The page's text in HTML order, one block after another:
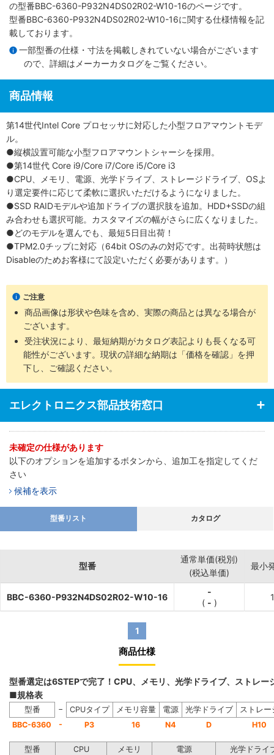
の型番BBC-6360-P932N4DS02R02-W10-16のページです。
型番BBC-6360-P932N4DS02R02-W10-16に関する仕様情報を記
載しております。
一部型番の仕様・寸法を掲載しきれていない場合がございます
ので、詳細は メーカーカタログをご覧ください。
商品情報
第14世代Intel Core プロセッサに対応した小型フロアマウントモデ
ル。
●縦横設置可能な小型フロアマウントシャーシを採用。
●第14世代 Core i9/Core i7/Core i5/Core i3
●CPU、メモリ、電源、光学ドライブ、ストレージドライブ、OSよ
り選定要件に応じて柔軟に選択いただけるようになりました。
●SSD RAIDモデルや追加ドライブの選択肢を追加。HDD+SSDの組
み合わせも選択可能。カスタマイズの幅がさらに広くなりました。
●どのモデルを選んでも、最短5日目出荷！
●TPM2.0チップに対応（64bit OSのみの対応です。出荷時状態は
Disableのためお客様にて設定いただく必要があります。）
ご注意
商品画像は形状や色味を含め、実際の商品とは異なる場合が
ございます。
受注状況により、最短納期がカタログ表記よりも長くなる可
能性がございます。現状の詳細な納期は「価格を確認」を押
下し、ご確認ください。
エレクトロニクス部品技術窓口
未確定の仕様があります
以下のオプションを追加するボタンから、追加工を指定してくだ
さい
候補を表示
型番リスト カタログ
型番
通常単価(税別)
(税込単価)
最小
BBC-6360-P932N4DS02R02-W10-16
-
( - )
1
商品仕様
型番選定は6STEPで完了！CPU、メモリ、光学ドライブ、ストレ
■規格表
型番 − CPUタイプ メモリ容量 電源 光学ドライブ
ストレー
BBC-6360
- P3 16 N4 D H10
型番 CPU メモリ 電源 光学ドライ